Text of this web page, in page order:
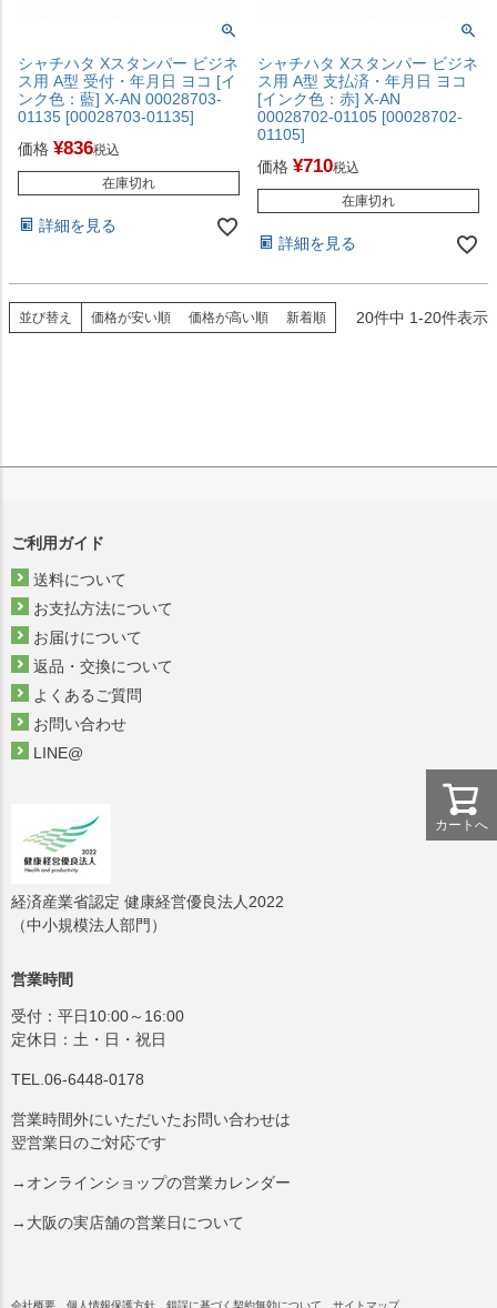
シャチハタ Xスタンパー ビジネ
ス用 A型 受付・年月日 ヨコ [イ
ンク色：藍] X-AN 00028703-
01135 [00028703-01135]
価格 ¥836税込
在庫切れ
詳細を見る
シャチハタ Xスタンパー ビジネ
ス用 A型 支払済・年月日 ヨコ
[インク色：赤] X-AN
00028702-01105 [00028702-
01105]
価格 ¥710税込
在庫切れ
詳細を見る
並び替え 価格が安い順 価格が高い順 新着順 20件中 1-20件表示
カートへ
ご利用ガイド
送料について
お支払方法について
お届けについて
返品・交換について
よくあるご質問
お問い合わせ
LINE@
経済産業省認定 健康経営優良法人2022
（中小規模法人部門）
営業時間
受付：平日10:00～16:00
定休日：土・日・祝日
TEL.06-6448-0178
営業時間外にいただいたお問い合わせは
翌営業日のご対応です
→オンラインショップの営業カレンダー
→大阪の実店舗の営業日について